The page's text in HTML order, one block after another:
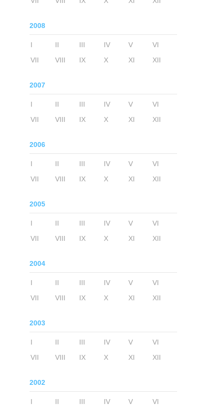
2008
I II III IV V
VI
VII
VIII IX X XI XII
2007
I II III IV V
VI
VII
VIII IX X XI XII
2006
I II III IV V
VI
VII
VIII IX X XI XII
2005
I II III IV V
VI
VII
VIII IX X XI XII
2004
I II III IV V
VI
VII
VIII IX X XI XII
2003
I II III IV V
VI
VII
VIII IX X XI XII
2002
I II III IV V VI